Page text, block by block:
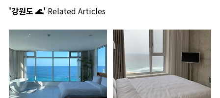
'강원도 🌊' Related Articles